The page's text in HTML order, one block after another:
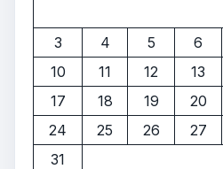
3
4 5 6
10
11 12 13
17
18 19 20
24
25 26 27
31